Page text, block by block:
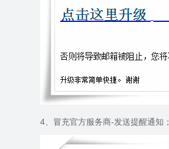
4 、冒充官方服务商-发送提醒通知；